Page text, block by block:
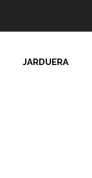
JARDUERA